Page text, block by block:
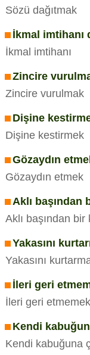
Sözü dağıtmak
İkmal imtihanı
İkmal imtihanı
Zincire
Zincire vurulmak
Dişine
Dişine kestirmek
Gözaydın
Gözaydın etmek
Aklı başından
Aklı başından bir
Yakasını
Yakasını
İleri geri
İleri geri etmemek
Kendi
Kendi kabuğuna